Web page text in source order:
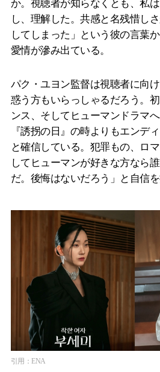
か。視聴者が知らなくとも、私
し、理解した。共感と名残惜し
してしまった」という彼の言葉
愛情が滲み出ている。
パク・ユヨン監督は視聴者に向
惑う方もいらっしゃるだろう。
ンス、そしてヒューマンドラマ
『誘拐の日』の時よりもエンデ
と確信している。犯罪もの、ロ
してヒューマンが好きな方なら
だ。後悔はないだろう」と自信を
引用：ENA